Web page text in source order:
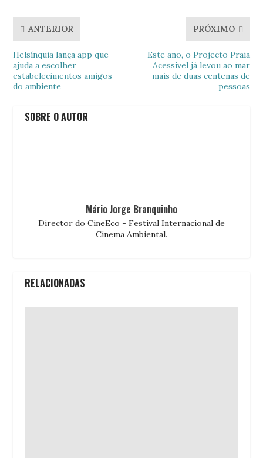
ANTERIOR
Helsínquia lança app que
ajuda a escolher
estabelecimentos amigos
do ambiente
PRÓXIMO
Este ano, o Projecto Praia
Acessível já levou ao mar
mais de duas centenas de
pessoas
SOBRE O AUTOR
Mário Jorge Branquinho
Director do CineEco - Festival Internacional de
Cinema Ambiental.
RELACIONADAS